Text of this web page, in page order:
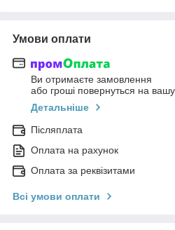
Умови оплати
Ви отримаєте замовлення
або гроші повернуться на вашу
Детальніше
Післяплата
Оплата на рахунок
Оплата за реквізитами
Всі умови оплати